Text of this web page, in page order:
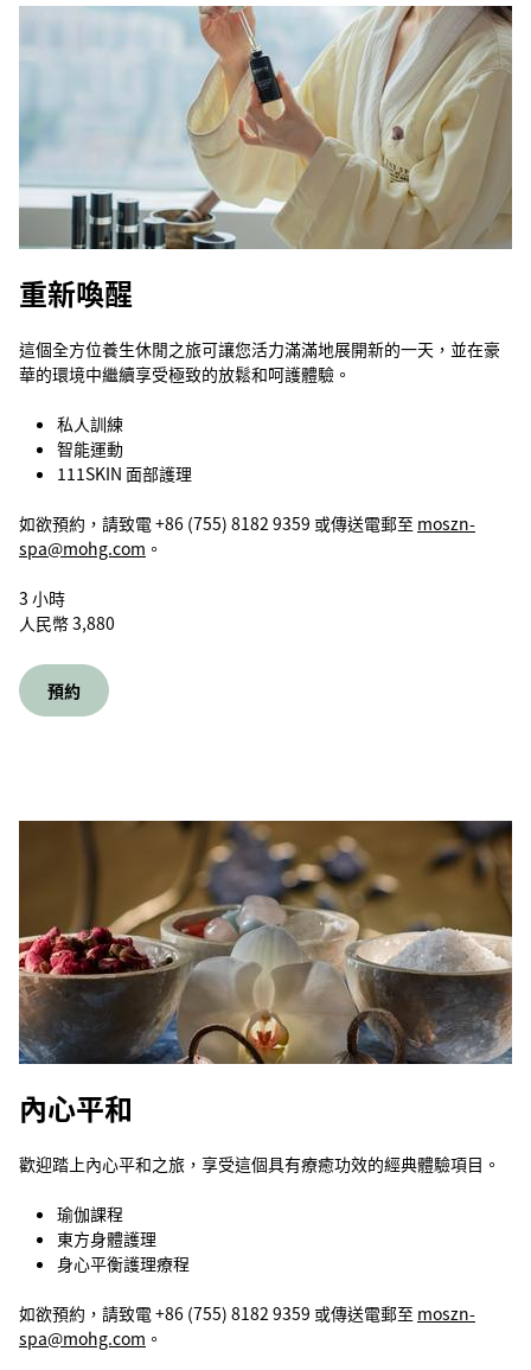
重新喚醒
這個全方位養生休閒之旅可讓您活力滿滿地展開新的一天，並在豪
華的環境中繼續享受極致的放鬆和呵護體驗。
私人訓練
智能運動
111SKIN 面部護理
如欲預約，請致電 +86 (755) 8182 9359 或傳送電郵至 moszn-
spa@mohg.com 。
3 小時
人民幣 3,880
預約
內心平和
歡迎踏上內心平和之旅，享受這個具有療癒功效的經典體驗項目。
瑜伽課程
東方身體護理
身心平衡護理療程
如欲預約，請致電 +86 (755) 8182 9359 或傳送電郵至 moszn-
spa@mohg.com 。